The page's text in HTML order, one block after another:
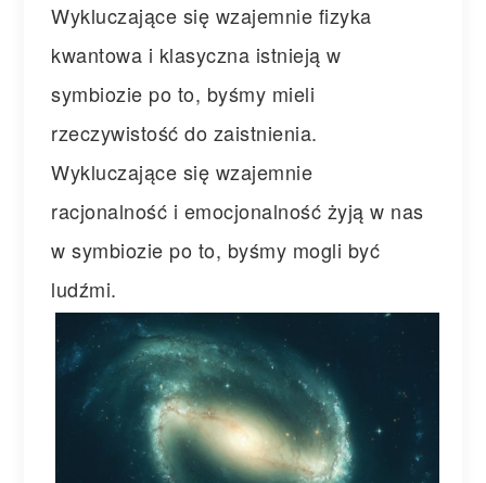
Wykluczające się wzajemnie fizyka
kwantowa i klasyczna istnieją w
symbiozie po to, byśmy mieli
rzeczywistość do zaistnienia.
Wykluczające się wzajemnie
racjonalność i emocjonalność żyją w nas
w symbiozie po to, byśmy mogli być
ludźmi.